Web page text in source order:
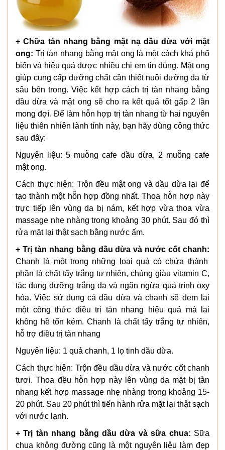
+ Chữa tàn nhang bằng mặt nạ dầu dừa với mật
ong: Trị tàn nhang bằng mật ong là một cách khá phổ
biến và hiệu quả được nhiều chị em tin dùng. Mật ong
giúp cung cấp dưỡng chất cần thiết nuôi dưỡng da từ
sâu bên trong. Việc kết hợp cách trị tàn nhang bằng
dầu dừa và mật ong sẽ cho ra kết quả tốt gấp 2 lần
mong đợi. Để làm hỗn hợp trị tàn nhang từ hai nguyên
liệu thiên nhiên lành tính này, bạn hãy dùng công thức
sau đây:
Nguyên liệu: 5 muỗng cafe dầu dừa, 2 muỗng cafe
mật ong.
Cách thực hiện: Trộn đều mật ong và dầu dừa lại để
tạo thành một hỗn hợp đồng nhất. Thoa hỗn hợp này
trực tiếp lên vùng da bị nám, kết hợp vừa thoa vừa
massage nhẹ nhàng trong khoảng 30 phút. Sau đó thì
rửa mặt lại thật sạch bằng nước ấm.
+ Trị tàn nhang bằng dầu dừa và nước cốt chanh:
Chanh là một trong những loại quả có chứa thành
phần là chất tẩy trắng tự nhiên, chúng giàu vitamin C,
tác dụng dưỡng trắng da và ngăn ngừa quá trình oxy
hóa. Việc sử dụng cả dầu dừa và chanh sẽ đem lại
một công thức điều trị tàn nhang hiệu quả mà lại
không hề tốn kém. Chanh là chất tẩy trắng tự nhiên,
hỗ trợ điều trị tàn nhang
Nguyên liệu: 1 quả chanh, 1 lọ tinh dầu dừa.
Cách thực hiện: Trộn đều dầu dừa và nước cốt chanh
tươi. Thoa đều hỗn hợp này lên vùng da mặt bị tàn
nhang kết hợp massage nhẹ nhàng trong khoảng 15-
20 phút. Sau 20 phút thì tiến hành rửa mặt lại thật sạch
với nước lạnh.
+ Trị tàn nhang bằng dầu dừa và sữa chua: Sữa
chua không đường cũng là một nguyên liệu làm đẹp